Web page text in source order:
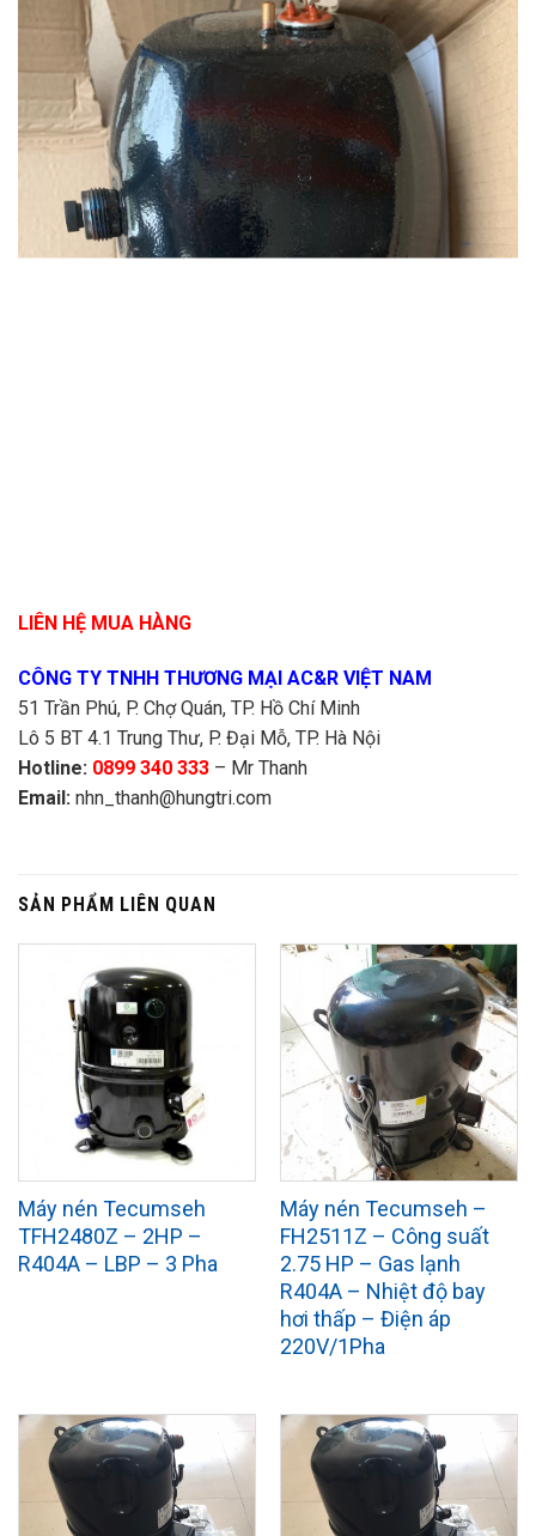
LIÊN HỆ MUA HÀNG
CÔNG TY TNHH THƯƠNG MẠI AC&R VIỆT NAM
51 Trần Phú, P. Chợ Quán, TP. Hồ Chí Minh
Lô 5 BT 4.1 Trung Thư, P. Đại Mỗ, TP. Hà Nội
Hotline: 0899 340 333 – Mr Thanh
Email: nhn_thanh@hungtri.com
SẢN PHẨM LIÊN QUAN
Máy nén Tecumseh
TFH2480Z – 2HP –
R404A – LBP – 3 Pha
Máy nén Tecumseh –
FH2511Z – Công suất
2.75 HP – Gas lạnh
R404A – Nhiệt độ bay
hơi thấp – Điện áp
220V/1Pha